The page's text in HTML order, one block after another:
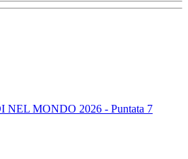
MONDO 2026 - Puntata 7